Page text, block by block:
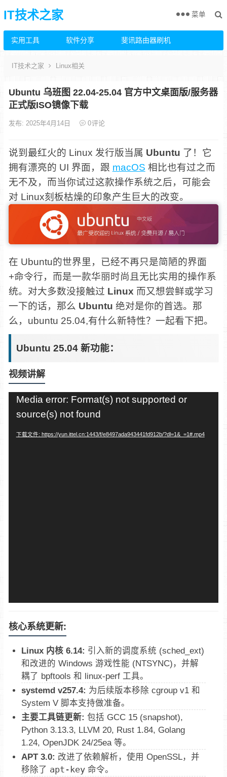
IT技术之家
实用工具 软件分享 斐讯路由器刷机
菜单
IT技术之家 Linux相关
Ubuntu 乌班图 22.04-25.04 官方中文桌面版/服务器
正式版ISO镜像下载
发布: 2025年4月14日 0评论
说到最红火的 Linux 发行版当属 Ubuntu 了！它
拥有漂亮的 UI 界面，跟 macOS 相比也有过之而
无不及，而当你试过这款操作系统之后，可能会
对 Linux刻板枯燥的印象产生巨大的改变。
在 Ubuntu的世界里，已经不再只是简陋的界面
+命令行，而是一款华丽时尚且无比实用的操作系
统。对大多数没接触过 Linux 而又想尝鲜或学习
一下的话，那么 Ubuntu 绝对是你的首选。那
么，ubuntu 25.04,有什么新特性？一起看下把。
Ubuntu 25.04 新功能：
视频讲解
放
Media error: Format(s) not supported or
source(s) not found
下载文件: https://yun.ittel.cn:1443/f/e8497ada943441fd912b/?dl=1&_=1#.mp4
核心系统更新:
Linux 内核 6.14: 引入新的调度系统 (sched_ext)
和改进的 Windows 游戏性能 (NTSYNC)，并解
耦了 bpftools 和 linux-perf 工具。
systemd v257.4: 为后续版本移除 cgroup v1 和
System V 脚本支持做准备。
主要工具链更新: 包括 GCC 15 (snapshot),
Python 3.13.3, LLVM 20, Rust 1.84, Golang
1.24, OpenJDK 24/25ea 等。
APT 3.0: 改进了依赖解析，使用 OpenSSL，并
移除了 apt-key命令。